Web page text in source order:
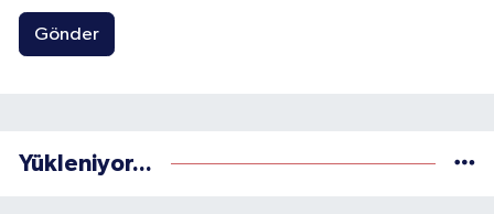
Gönder
Yükleniyor...